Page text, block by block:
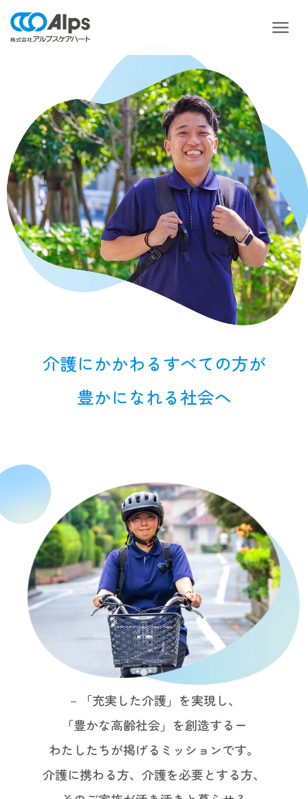
介護にかかわるすべての方が
豊かになれる社会へ
－「充実した介護」を実現し、
「豊かな高齢社会」を創造するー
わたしたちが掲げるミッションです。
介護に携わる方、介護を必要とする方、